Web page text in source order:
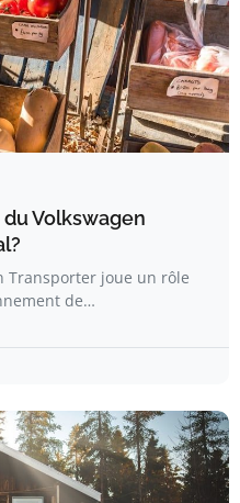
Volkswagen
Transporter joue un rôle
de…